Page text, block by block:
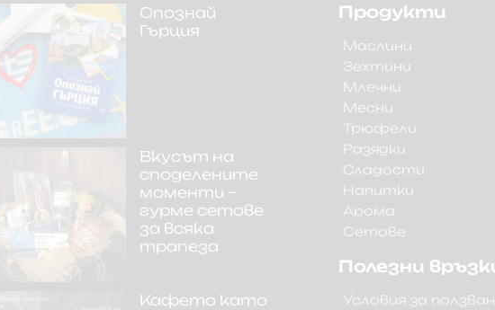
Опознай
Гърция
Вкусът на
споделените
моменти –
гурме сетове
за всяка
трапеза
Кафето като
Продукти
Маслини
Зехтини
Млечни
Месни
Трюфели
Разядки
Сладости
Напитки
Арома
Сетове
Полезни
Условия за